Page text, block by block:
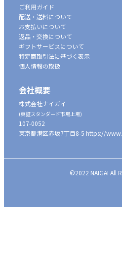
ご利用ガイド
配送・送料について
お支払いについて
返品・交換について
ギフトサービスについて
特定商取引法に基づく表示
個人情報の取扱
会社概要
株式会社ナイガイ
(東証スタンダード市場上場)
107-0052
東京都港区赤坂7丁目8-5 https://
©2022 NAIGAI All